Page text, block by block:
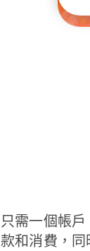
只需一個帳
款和消費，同